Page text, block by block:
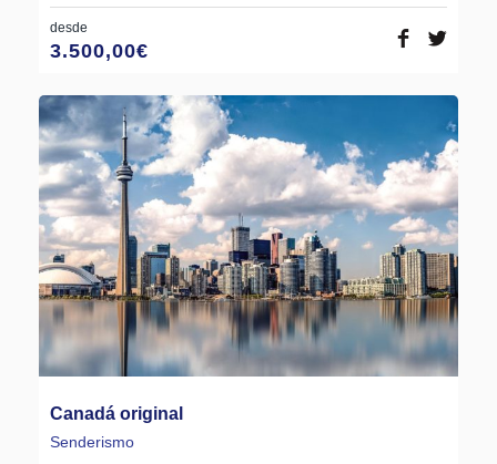
desde
3.500,00€
Canadá original
Senderismo